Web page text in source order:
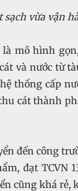
vừa vận
mô hình
và nước từ
thống cấp
cát thành
đến công
đạt TCVN
cũng khá rẻ,